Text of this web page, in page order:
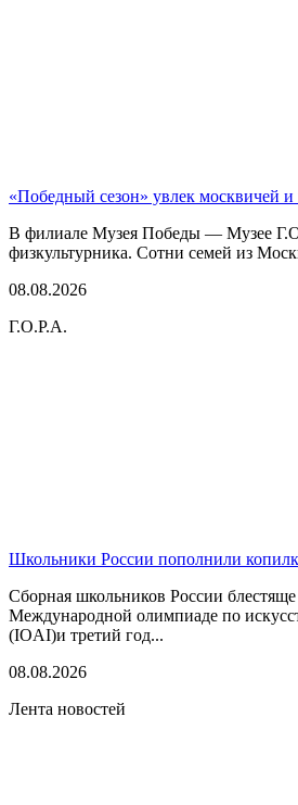
«Победный сезон» увлек москвичей и
В филиале Музея Победы — Музее
физкультурника. Сотни семей из
08.08.2026
Г.О.Р.А.
Школьники России пополнили
Сборная школьников России
Международной олимпиаде по
(IOAI)и третий год...
08.08.2026
Лента новостей